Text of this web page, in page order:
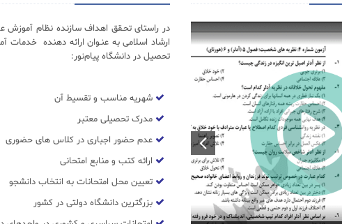
در راستای تحـقق اهداف سازنده نظام آموزش
ارشاد اسلامی به عنـوان ارائه دهنده خدمات
تحصیل در دانشگاه پیام‌نور:
شهریه مناسب و تقسیط آن
مدرک تحصیلی معتبر
عدم حضور اجباری در کلاس های حضوری
ارائه کتب و منابع امتحانی
تعیین محل امتحانات به انتخاب دانشجو
بزرگترین دانشگاه دولتی در کشور